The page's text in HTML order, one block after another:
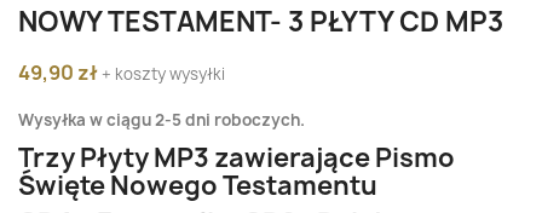
NOWY TESTAMENT- 3 PŁYTY CD MP3
49,90 zł + koszty wysyłki
Wysyłka w ciągu 2-5 dni roboczych.
Trzy Płyty MP3 zawierające Pismo
Święte Nowego Testamentu